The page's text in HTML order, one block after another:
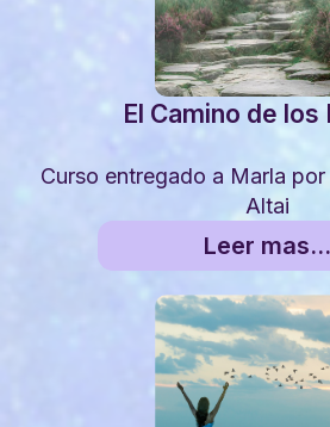
El Camino de los
Curso entregado a Marla por
Altai
Leer mas…